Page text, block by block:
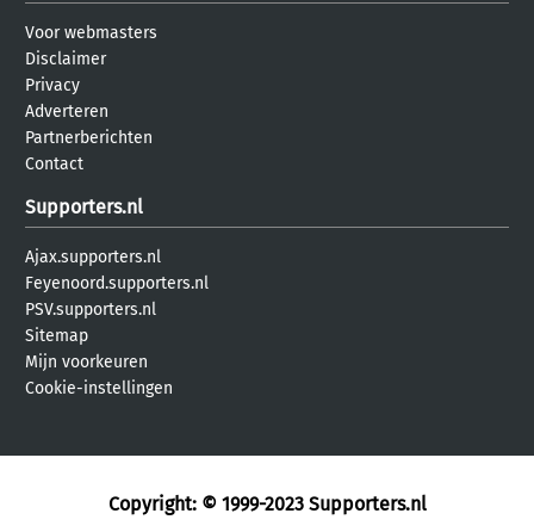
Voor webmasters
Disclaimer
Privacy
Adverteren
Partnerberichten
Contact
Supporters.nl
Ajax.supporters.nl
Feyenoord.supporters.nl
PSV.supporters.nl
Sitemap
Mijn voorkeuren
Cookie-instellingen
Copyright: © 1999-2023 Supporters.nl